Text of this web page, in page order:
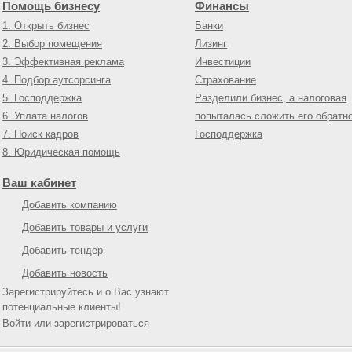
Помощь бизнесу
1. Открыть бизнес
2. Выбор помещения
3. Эффективная реклама
4. Подбор аутсорсинга
5. Господдержка
6. Уплата налогов
7. Поиск кадров
8. Юридическая помощь
Финансы
Банки
Лизинг
Инвестиции
Страхование
Разделили бизнес, а налоговая
попыталась сложить его
Господдержка
Ваш кабинет
Добавить компанию
Добавить товары и услуги
Добавить тендер
Добавить новость
Зарегистрируйтесь и о Вас узнают
потенциальные клиенты!
Войти или зарегистрироваться